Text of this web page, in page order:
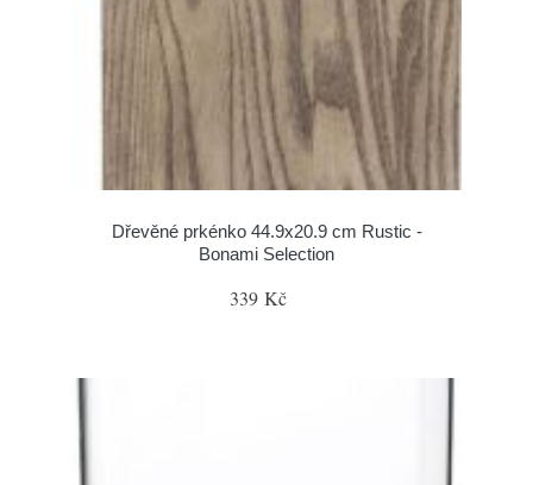
Dřevěné prkénko 44.9x20.9 cm Rustic -
Bonami Selection
339 Kč